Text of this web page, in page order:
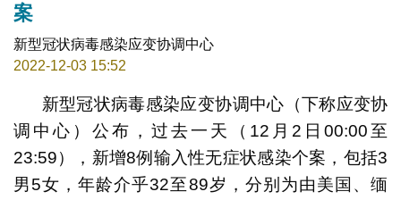
案
新型冠状病毒感染应变协调中心
2022-12-03 15:52
新型冠状病毒感染应变协调中心（下称应变协
调中心）公布，过去一天（12月2日00:00至
23:59），新增8例输入性无症状感染个案，包括3
男5女，年龄介乎32至89岁，分别为由美国、缅